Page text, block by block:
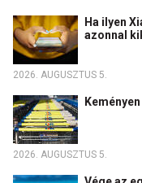
Ha ilyen
azonnal
2026. AUGUSZTUS 5.
2026. AUGUSZTUS 5.